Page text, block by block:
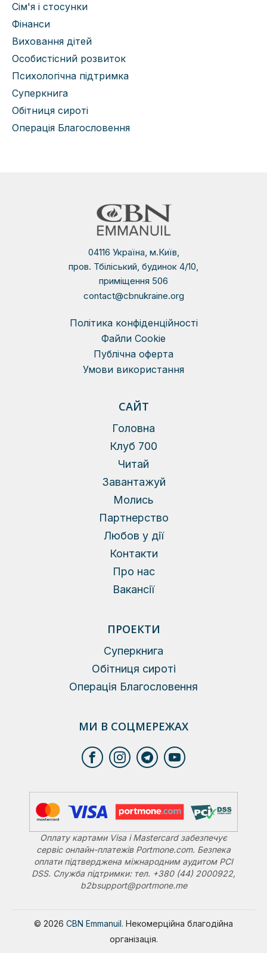
Сім'я і стосунки
Фінанси
Виховання дітей
Особистісний розвиток
Психологічна підтримка
Суперкнига
Обітниця сироті
Операція Благословення
04116 Україна, м.Київ,
пров. Тбіліський, будинок 4/10,
приміщення 506
contact@cbnukraine.org
Політика конфіденційності
Файли Сookie
Публічна оферта
Умови використання
САЙТ
Головна
Клуб 700
Читай
Завантажуй
Молись
Партнерство
Любов у дії
Контакти
Про нас
Вакансії
ПРОЕКТИ
Суперкнига
Обітниця сироті
Операція Благословення
МИ В СОЦМЕРЕЖАХ
Оплату картами Visa і Mastercard забезпечує
сервіс онлайн-платежів Portmone.com. Безпека
оплати підтверджена міжнародним аудитом PCI
DSS. Служба підтримки: тел. +380 (44) 2000922,
b2bsupport@portmone.me
© 2026 CBN Emmanuil. Некомерційна благодійна
організація.